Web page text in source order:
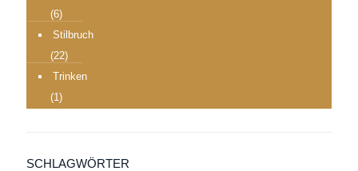
(6)
Stilbruch
(22)
Trinken
(1)
SCHLAGWÖRTER